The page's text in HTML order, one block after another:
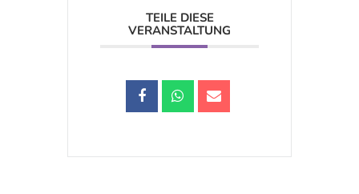
TEILE DIESE
VERANSTALTUNG